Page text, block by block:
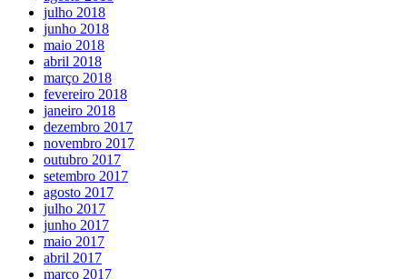
julho 2018
junho 2018
maio 2018
abril 2018
março 2018
fevereiro 2018
janeiro 2018
dezembro 2017
novembro 2017
outubro 2017
setembro 2017
agosto 2017
julho 2017
junho 2017
maio 2017
abril 2017
março 2017